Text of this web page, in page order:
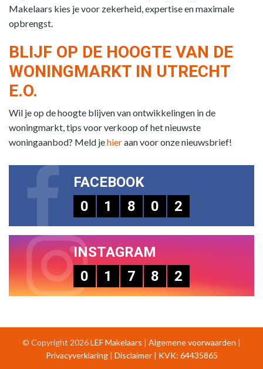
Makelaars kies je voor zekerheid, expertise en maximale
opbrengst.
BLIJF OP DE HOOGTE VAN DE
WONINGMARKT IN UTRECHT
E.O.
Wil je op de hoogte blijven van ontwikkelingen in de
woningmarkt, tips voor verkoop of het nieuwste
woningaanbod? Meld jehieraan voor onze nieuwsbrief!
FACEBOOK
0
1 8 0 2
INSTAGRAM
0
1 7 8 2
© Copyright 2026LEF Makelaars | Algemene voorwaarden |
Privacyverklaring| Disclaimer| KVK: 64435865